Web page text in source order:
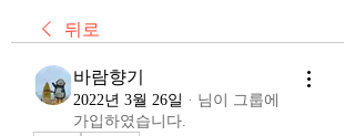
뒤로
바람향기
2022년 3월 26일 · 님이 그룹에
가입하였습니다.